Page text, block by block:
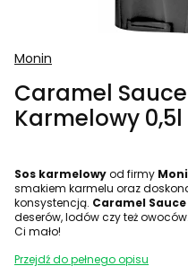
Monin
Caramel
Karmelowy 0,5l
Sos karmelowyod firmy
smakiem karmelu oraz
konsystencją. Caramel Sauce
deserów, lodów czy też
Ci mało!
Przejdź do pełnego opisu